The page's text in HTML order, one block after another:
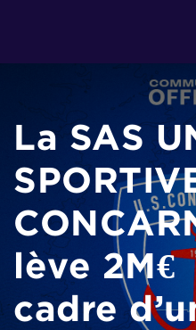
La SAS
lève 2M€
cadre